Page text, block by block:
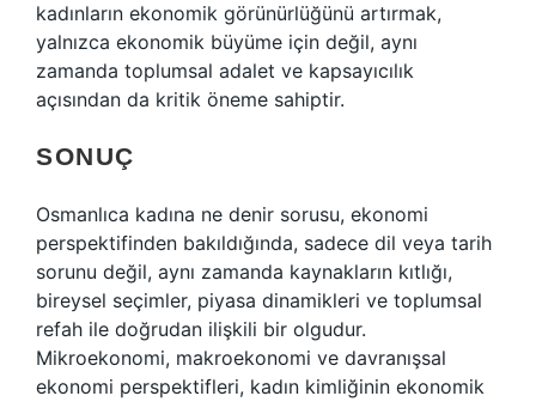
kadınların ekonomik görünürlüğünü artırmak,
yalnızca ekonomik büyüme için değil, aynı
zamanda toplumsal adalet ve kapsayıcılık
açısından da kritik öneme sahiptir.
SONUÇ
Osmanlıca kadına ne denir sorusu, ekonomi
perspektifinden bakıldığında, sadece dil veya tarih
sorunu değil, aynı zamanda kaynakların kıtlığı,
bireysel seçimler, piyasa dinamikleri ve toplumsal
refah ile doğrudan ilişkili bir olgudur.
Mikroekonomi, makroekonomi ve davranışsal
ekonomi perspektifleri, kadın kimliğinin ekonomik